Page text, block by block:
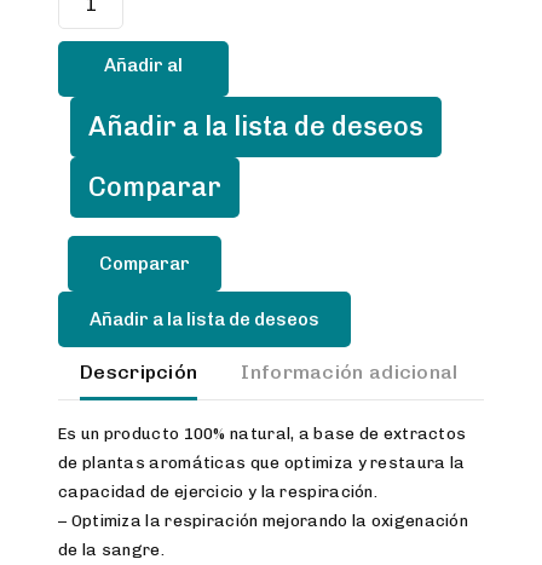
250
ml.
Añadir al
carrito
Añadir a la lista de deseos
Comparar
Añadir a la lista de deseos
Descripción Información adicional
Es un producto 100% natural, a base de extractos
de plantas aromáticas que optimiza y restaura la
capacidad de ejercicio y la respiración.
– Optimiza la respiración mejorando la oxigenación
de la sangre.